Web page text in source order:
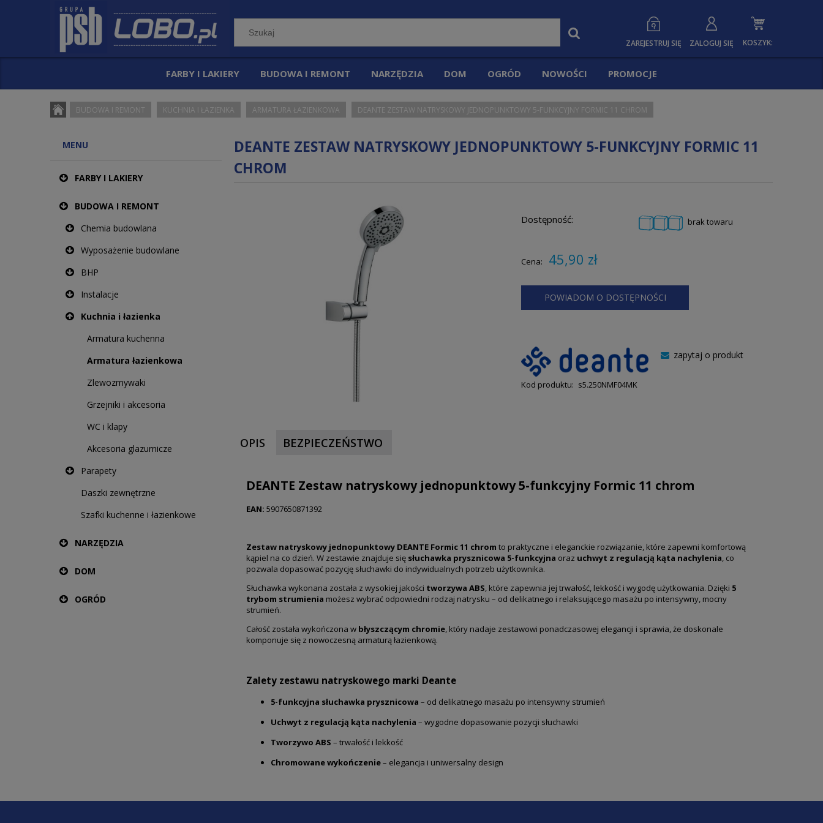
KOSZYK:
ZAREJESTRUJ SIĘ ZALOGUJ SIĘ
FARBY I LAKIERY BUDOWA I REMONT NARZĘDZIA DOM OGRÓD NOWOŚCI PROMOCJE
BUDOWA I REMONT KUCHNIA I ŁAZIENKA ARMATURA ŁAZIENKOWA DEANTE ZESTAW NATRYSKOWY JEDNOPUNKTOWY 5-FUNKCYJNY FORMIC 11 CHROM
MENU
FARBY I LAKIERY
BUDOWA I REMONT
Chemia budowlana
Wyposażenie budowlane
BHP
Instalacje
Kuchnia i łazienka
Armatura kuchenna
Armatura łazienkowa
Zlewozmywaki
Grzejniki i akcesoria
WC i klapy
Akcesoria glazurnicze
Parapety
Daszki zewnętrzne
Szafki kuchenne i łazienkowe
NARZĘDZIA
DOM
OGRÓD
DEANTE ZESTAW NATRYSKOWY JEDNOPUNKTOWY 5-FUNKCYJNY FORMIC 11
CHROM
Dostępność: brak towaru
Cena: 45,90 zł
POWIADOM O DOSTĘPNOŚCI
Kod produktu: s5.250NMF04MK
zapytaj o produkt
OPIS BEZPIECZEŃSTWO
DEANTE Zestaw natryskowy jednopunktowy 5-funkcyjny Formic 11 chrom
EAN: 5907650871392
Zestaw natryskowy jednopunktowy DEANTE Formic 11 chrom to praktyczne i eleganckie rozwiązanie, które zapewni komfortową
kąpiel na co dzień. W zestawie znajduje się słuchawka prysznicowa 5-funkcyjna oraz uchwyt z regulacją kąta nachylenia, co
pozwala dopasować pozycję słuchawki do indywidualnych potrzeb użytkownika.
Słuchawka wykonana została z wysokiej jakości tworzywa ABS, które zapewnia jej trwałość, lekkość i wygodę użytkowania. Dzięki 5
trybom strumienia możesz wybrać odpowiedni rodzaj natrysku – od delikatnego i relaksującego masażu po intensywny, mocny
strumień.
Całość została wykończona w błyszczącym chromie, który nadaje zestawowi ponadczasowej elegancji i sprawia, że doskonale
komponuje się z nowoczesną armaturą łazienkową.
Zalety zestawu natryskowego marki Deante
5-funkcyjna słuchawka prysznicowa – od delikatnego masażu po intensywny strumień
Uchwyt z regulacją kąta nachylenia – wygodne dopasowanie pozycji słuchawki
Tworzywo ABS – trwałość i lekkość
Chromowane wykończenie– elegancja i uniwersalny design